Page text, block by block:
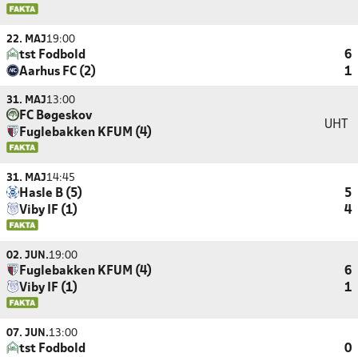
22. MAJ19:00
tst Fodbold
6
Aarhus FC (2)
1
31. MAJ13:00
FC Bøgeskov
Fuglebakken KFUM (4)
UHT
31. MAJ14:45
Hasle B (5)
5
Viby IF (1)
4
02. JUN.19:00
Fuglebakken KFUM (4)
6
Viby IF (1)
1
07. JUN.13:00
tst Fodbold
0